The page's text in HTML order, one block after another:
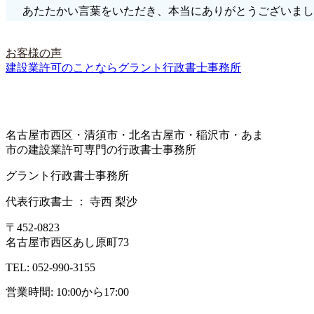
あたたかい言葉をいただき、本当にありがとうございま
お客様の声
建設業許可のことならグラント行政書士事務所
名古屋市西区・清須市・北名古屋市・稲沢市・あま
市の建設業許可専門の行政書士事務所
グラント行政書士事務所
代表行政書士 ： 寺西 梨沙
〒452-0823
名古屋市西区あし原町73
TEL: 052-990-3155
営業時間: 10:00から17:00